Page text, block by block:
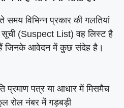
समय विभिन्न प्रकार की गलतियां
सूची (Suspect List) वह लिस्ट है
हैं जिनके आवेदन में कुछ संदेह है।
प्रमाण पत्र या आधार में मिसमैच
रोल नंबर में गड़बड़ी